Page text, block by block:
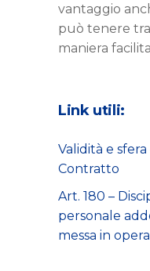
vantaggio
può tenere
maniera
Link utili:
Validità e
Contratto
Art. 180 –
personale
messa in